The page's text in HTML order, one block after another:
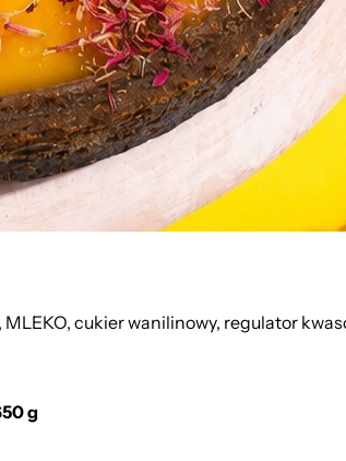
cukier wanilinowy, regulator
g